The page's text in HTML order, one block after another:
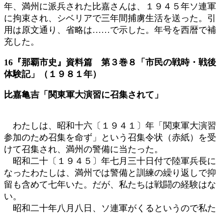
年、満州に派兵された比嘉さんは、１９４５年ソ連軍
に拘束され、シベリアで三年間捕虜生活を送った。引
用は原文通り、省略は……で示した。年号を西暦で補
充した。
16『那覇市史』資料篇 第３巻８「市民の戦時・戦後
体験記」（１９８１年）
比嘉亀吉「関東軍大演習に召集されて」
わたしは、昭和十六〔１９４１〕年「関東軍大演習
参加のため召集を命ず」という召集令状（赤紙）を受
けて召集され、満州の警備に当たった。
昭和二十〔１９４５〕年七月三十日付で陸軍兵長に
なったわたしは、満州では警備と訓練の繰り返しで抑
留も含めて七年いた。だが、私たちは戦闘の経験はな
い。
昭和二十年八月八日、ソ連軍がくるというので私た